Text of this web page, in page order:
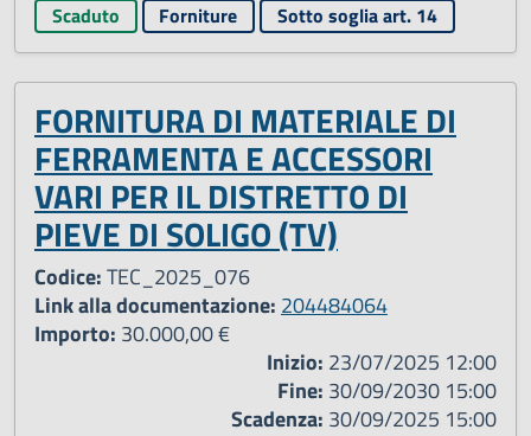
Scaduto Forniture Sotto soglia art. 14
FORNITURA DI MATERIALE DI
FERRAMENTA E ACCESSORI
VARI PER IL DISTRETTO DI
PIEVE DI SOLIGO (TV)
Codice:TEC_2025_076
Link alla documentazione: 204484064
Importo: 30.000,00 €
Inizio: 23/07/2025 12:00
Fine: 30/09/2030 15:00
Scadenza: 30/09/2025 15:00